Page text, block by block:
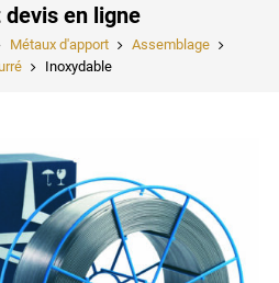
devis en ligne
Métaux d'apport
Assemblage
Inoxydable